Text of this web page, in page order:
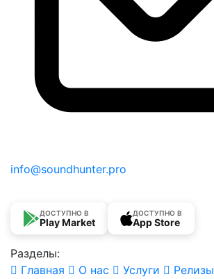
info@soundhunter.pro
ДОСТУПНО В
Play Market
ДОСТУПНО В
App Store
Разделы:
Главная
О нас Услуги Релизы